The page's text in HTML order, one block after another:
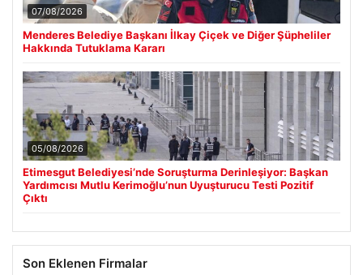
07/08/2026
Menderes Belediye Başkanı İlkay Çiçek ve Diğer Şüpheliler
Hakkında Tutuklama Kararı
05/08/2026
Etimesgut Belediyesi’nde Soruşturma Derinleşiyor: Başkan
Yardımcısı Mutlu Kerimoğlu’nun Uyuşturucu Testi Pozitif
Çıktı
Son Eklenen Firmalar